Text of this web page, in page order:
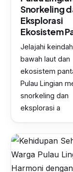
Snorkeling
Eksplorasi
Ekosistem
Jelajahi
bawah laut dan
ekosistem
Pulau Lingian
snorkeling dan
eksplorasi a